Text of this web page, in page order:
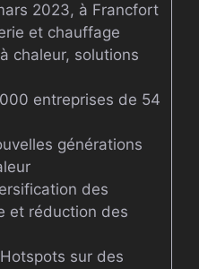
2023, à Francfort
et chauffage
chaleur, solutions
entreprises de 54
générations
des
et réduction des
sur des